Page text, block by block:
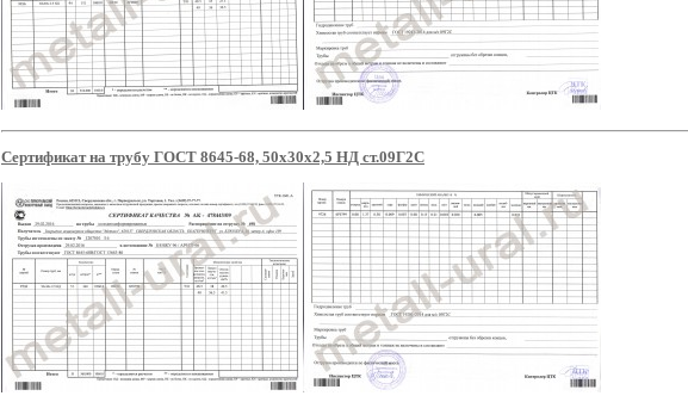
Сертификат на трубу ГОСТ 8645-68, 50x30x2,5 НД ст.09Г2С